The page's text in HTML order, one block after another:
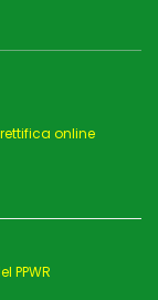
online
PPWR